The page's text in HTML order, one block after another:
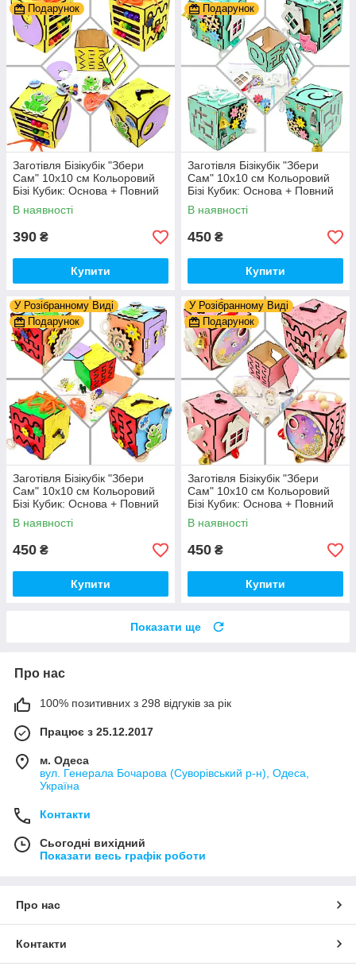
Подарунок
Заготівля Бізікубік "Збери
Сам" 10х10 см Кольоровий
Бізі Кубик: Основа + Повний
Комплект (в Розібраному
Виді) Кубік Бізи, Жовтий
В наявності
390 ₴
Купити
Подарунок
Заготівля Бізікубік "Збери
Сам" 10х10 см Кольоровий
Бізі Кубик: Основа + Повний
Комплект (в Розібраному
Виді) Кубік Бізи, Бірюза
В наявності
450 ₴
Купити
У Розібранному Виді
Подарунок
Заготівля Бізікубік "Збери
Сам" 10х10 см Кольоровий
Бізі Кубик: Основа + Повний
Комплект (в Розібраному
Виді) Кубік Бізи, Різнокол
В наявності
450 ₴
Купити
У Розібранному Виді
Подарунок
Заготівля Бізікубік "Збери
Сам" 10х10 см Кольоровий
Бізі Кубик: Основа + Повний
Комплект (в Розібраному
Виді) Кубік Бізи, Рожевий
В наявності
450 ₴
Купити
Показати ще
Про нас
100% позитивних з 298 відгуків за рік
Працює з 25.12.2017
м. Одеса
вул. Генерала Бочарова (Суворівський р-н), Одеса,
Україна
Контакти
Сьогодні вихідний
Показати весь графік роботи
Про нас
Контакти